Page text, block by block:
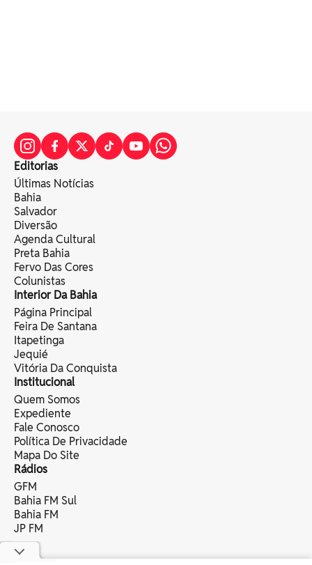
Editorias
Últimas Notícias
Bahia
Salvador
Diversão
Agenda Cultural
Preta Bahia
Fervo Das Cores
Colunistas
Interior Da Bahia
Página Principal
Feira De Santana
Itapetinga
Jequié
Vitória Da Conquista
Institucional
Quem Somos
Expediente
Fale Conosco
Política De Privacidade
Mapa Do Site
Rádios
GFM
Bahia FM Sul
Bahia FM
JP FM